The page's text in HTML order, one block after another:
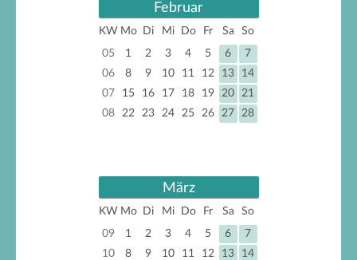
Februar
KW Mo Di Mi Do Fr Sa
So
05
1 2 3 4 5 6
7
06
8 9 10 11 12 13
14
07
15 16 17 18 19 20
21
08
22 23 24 25 26 27 28
März
KW Mo Di Mi Do Fr Sa
So
09
1 2 3 4 5 6
7
10
8 9 10 11 12 13
14